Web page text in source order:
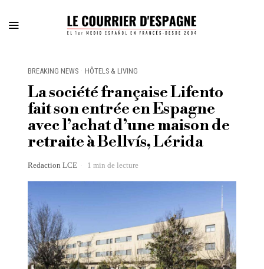
BREAKING NEWS · HÔTELS & LIVING
La société française Lifento
fait son entrée en Espagne
avec l’achat d’une maison de
retraite à Bellvís, Lérida
Redaction LCE 1 min de lecture